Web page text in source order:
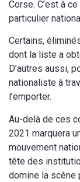
Corse. C’est à
particulier
Certains,
dont la liste a
D’autres aussi,
nationaliste à
l’emporter.
Au-delà de ces
2021 marquera
mouvement
tête des
domine la scène